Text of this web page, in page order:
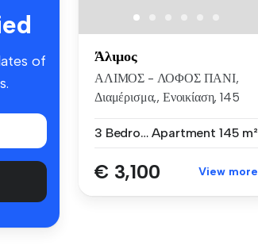
of
Άλιμος
ΑΛΙΜΟΣ - ΛΟΦΟΣ ΠΑΝΙ,
Διαμέρισμα,, Ενοικίαση, 145
3 Bedrooms Apartment 145 m²
€ 3,100 View more